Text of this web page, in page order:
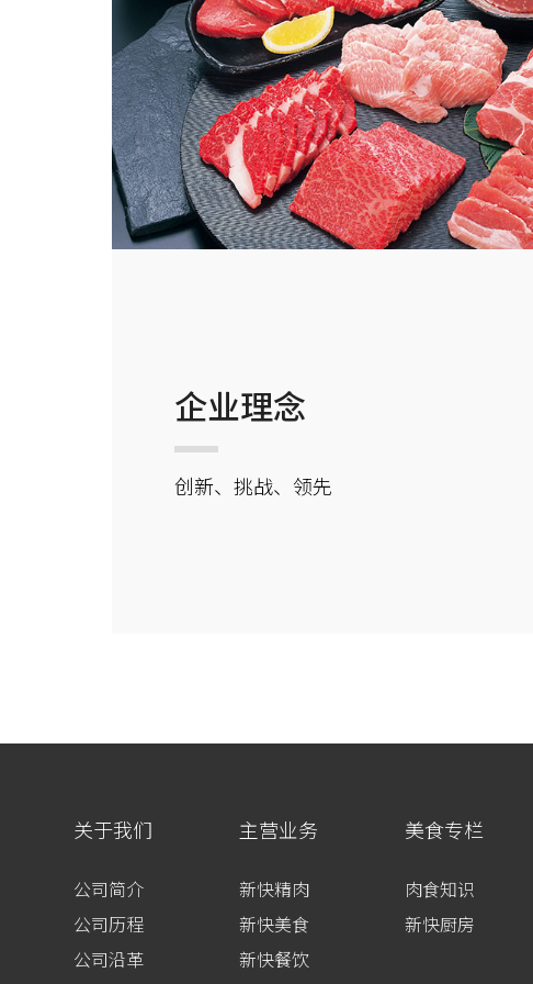
企业理念
创新、挑战、领先
关于我们
公司简介
公司历程
公司沿革
主营业务
新快精肉
新快美食
新快餐饮
美食专栏
肉食知识
新快厨房